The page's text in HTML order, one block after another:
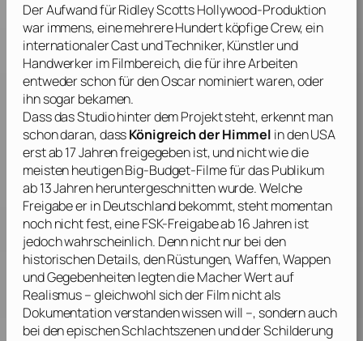
Der Aufwand fürRidley ScottsHollywood-Produktion
war immens, eine mehrere Hundert köpfige Crew, ein
internationaler Cast und Techniker, Künstler und
Handwerker im Filmbereich, die für ihre Arbeiten
entweder schon für den Oscar nominiert waren, oder
ihn sogar bekamen.
Dass das Studio hinter dem Projekt steht, erkennt man
schon daran, dassKönigreich der Himmel in den USA
erst ab 17 Jahren freigegeben ist, und nicht wie die
meisten heutigen Big-Budget-Filme für das Publikum
ab 13 Jahren heruntergeschnitten wurde. Welche
Freigabe er in Deutschland bekommt, steht momentan
noch nicht fest, eine FSK-Freigabe ab 16 Jahren ist
jedoch wahrscheinlich. Denn nicht nur bei den
historischen Details, den Rüstungen, Waffen, Wappen
und Gegebenheiten legten die Macher Wert auf
Realismus – gleichwohl sich der Film nicht als
Dokumentation verstanden wissen will –, sondern auch
bei den epischen Schlachtszenen und der Schilderung